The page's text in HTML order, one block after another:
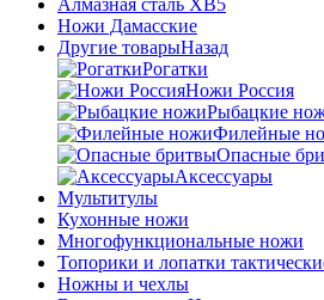
Ножи Дамасские
Другие товарыНазад
Рогатки
Ножи Россия
Рыбацкие
Филейные
Опасные
Аксессуары
Мультитулы
Кухонные ножи
Многофункциональные ножи
Топорики и лопатки
Ножны и чехлы